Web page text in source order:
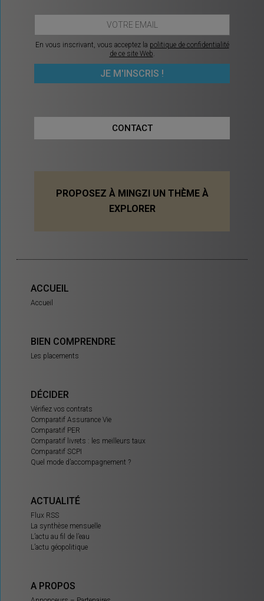
En vous inscrivant, vous acceptez la politique de confidentialité
de ce site Web.
CONTACT
PROPOSEZ À MINGZI UN THÈME À
EXPLORER
ACCUEIL
Accueil
BIEN COMPRENDRE
Les placements
DÉCIDER
Vérifiez vos contrats
Comparatif Assurance Vie
Comparatif PER
Comparatif livrets : les meilleurs taux
Comparatif SCPI
Quel mode d’accompagnement ?
ACTUALITÉ
Flux RSS
La synthèse mensuelle
L’actu au fil de l’eau
L’actu géopolitique
A PROPOS